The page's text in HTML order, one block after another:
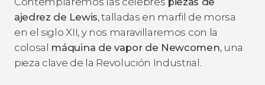
ajedrez de Lewis, talladas en marfil de morsa
en el siglo XII, y nos maravillaremos con la
colosal máquina de vapor de Newcomen, una
pieza clave de la Revolución Industrial.